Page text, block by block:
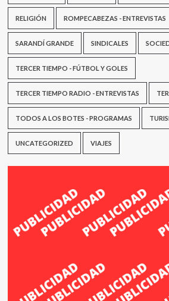
RELIGIÓN ROMPECABEZAS - ENTREVISTAS
SARANDÍ GRANDE SINDICALES
TERCER TIEMPO - FÚTBOL Y GOLES
TERCER TIEMPO RADIO - ENTREVISTAS
TODOS A LOS BOTES - PROGRAMAS
UNCATEGORIZED VIAJES